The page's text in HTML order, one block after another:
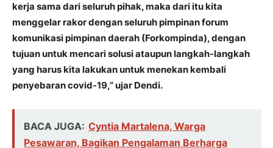
kerja sama dari seluruh pihak, maka dari itu kita
menggelar rakor dengan seluruh pimpinan forum
komunikasi pimpinan daerah (Forkompinda), dengan
tujuan untuk mencari solusi ataupun langkah-langkah
yang harus kita lakukan untuk menekan kembali
penyebaran covid-19,” ujar Dendi.
BACA JUGA: Cyntia Martalena, Warga
Pesawaran, Bagikan Pengalaman Berharga